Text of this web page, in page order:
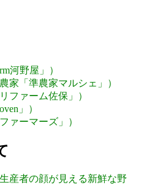
河野屋」）
家「準農家マルシェ」）
ファーム佐保」）
」）
ァーマーズ」）
産者の顔が見える新鮮な野